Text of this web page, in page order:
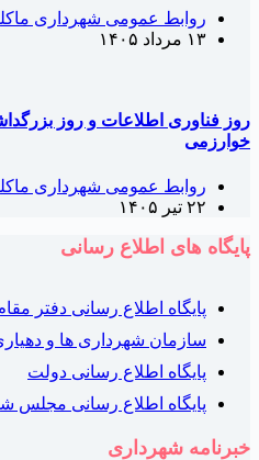
روابط عمومی شهرداری
۱۳ مرداد ۱۴۰۵
فناوری اطلاعات و روز
روابط عمومی شهرداری
۲۲ تیر ۱۴۰۵
های اطلاع رسانی
پایگاه اطلاع رسانی دفتر
سازمان شهرداری ها و
پایگاه اطلاع رسانی دولت
پایگاه اطلاع رسانی مجلس
شهرداری